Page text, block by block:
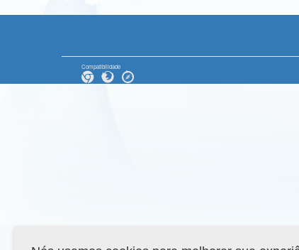
Compatibilidade